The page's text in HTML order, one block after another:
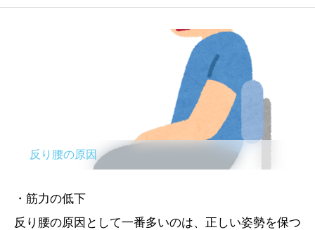
反り腰の原因
・筋力の低下
反り腰の原因として一番多いのは、正しい姿勢を保つ